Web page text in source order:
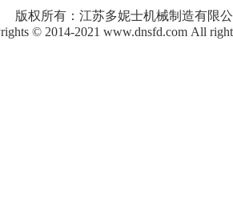
版权所有：江苏多妮士机械制造有限
© 2014-2021 www.dnsfd.com All